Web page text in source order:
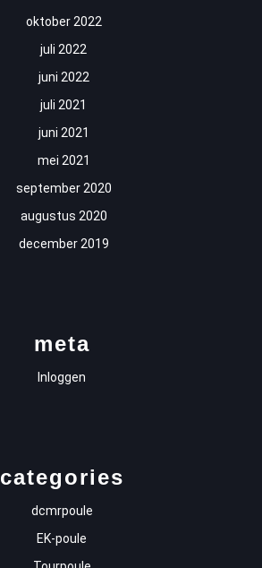
oktober 2022
juli 2022
juni 2022
juli 2021
juni 2021
mei 2021
september 2020
augustus 2020
december 2019
meta
Inloggen
categories
dcmrpoule
EK-poule